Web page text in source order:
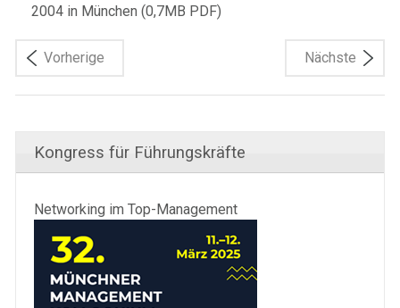
2004 in München (0,7MB PDF)
Vorherige Nächste
Kongress für Führungskräfte
Networking im Top-Management